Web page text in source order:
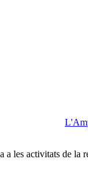
les activitats de la